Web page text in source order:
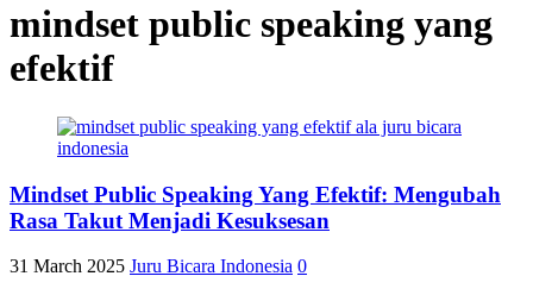
mindset public speaking yang
efektif
Mindset Public Speaking Yang Efektif: Mengubah
Rasa Takut Menjadi Kesuksesan
31 March 2025 Juru Bicara Indonesia 0